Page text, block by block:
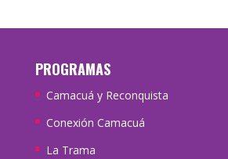
PROGRAMAS
Camacuá y Reconquista
Conexión Camacuá
La Trama